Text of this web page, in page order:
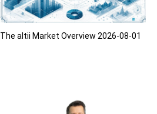
The altii Market Overview 2026-08-01